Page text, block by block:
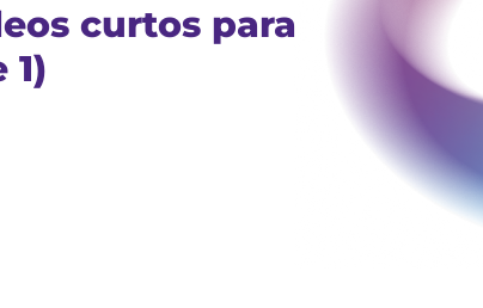
curtos para